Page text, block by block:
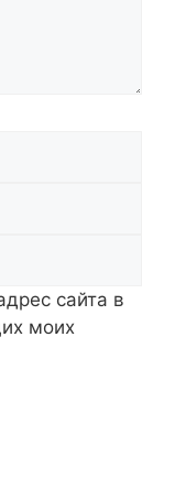
сайта в
моих